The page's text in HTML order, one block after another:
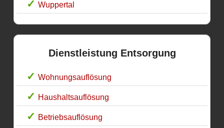
Wuppertal
Dienstleistung Entsorgung
Wohnungsauflösung
Haushaltsauflösung
Betriebsauflösung